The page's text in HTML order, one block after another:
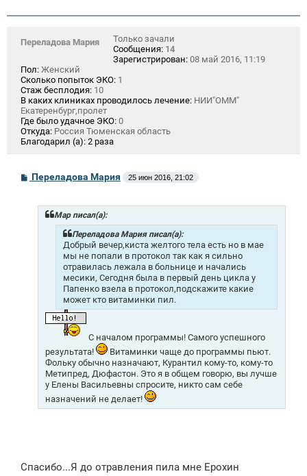
Переладова Мария
Только зачали
Сообщения: 14
Зарегистрирован: 08 май 2016, 11:19
Пол: Женский
Сколько попыток ЭКО: 1
Стаж бесплодия: 10
В каких клиниках проводилось лечение: НИИ"ОММ"
Екатеренбург,пролет
Где было удачное ЭКО: 0
Откуда: Россия Тюменская область
Благодарил (а): 2 раза
СПереладова Мария 25 июн 2016, 21:02
Mар писал(а):
Переладова Мария писал(а):
Добрый вечер,киста желтого тела есть но в мае
мы не попали в протокол так как я сильно
отравилась лежала в больнице и начались
месики, Сегодня была в первый день цикла у
Папенко взела в протокол,подскажите какие
может кто витаминки пил.
С началом программы! Самого успешного
результата!
Витаминки чаще до программы пьют.
Фольку обычно назначают, Курантил кому-то, кому-то
Метипред, Дюфастон. Это я в общем говорю, вы лучше
у Елены Васильевны спросите, никто сам себе
назначений не делает!
Спасибо...Я до отравления пила мне Ерохин